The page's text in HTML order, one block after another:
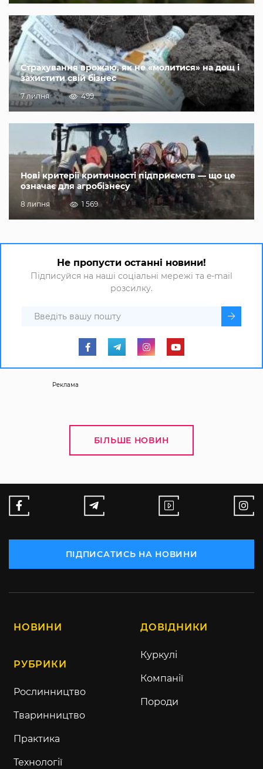
Страхування врожаю, як не «молитися» на дощ і
захистити свій бізнес
7 липня 499
Нові критерії критичності підприємств — що це
означає для агробізнесу
8 липня 1 569
Не пропусти останні новини!
Підписуйся на наші соціальні мережі та e-mail
розсилку.
Реклама
БІЛЬШЕ НОВИН
ПІДПИСАТИСЬ НА НОВИНИ
НОВИНИ
РУБРИКИ
Рослинництво
Тваринництво
Практика
Технології
ДОВІДНИКИ
Куркулі
Компанії
Породи